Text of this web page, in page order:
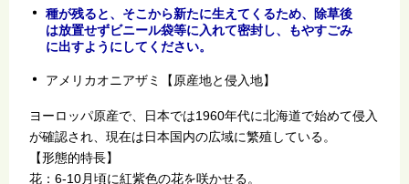
種が残ると、そこから新たに生えてくるため、除草後
は放置せずビニール袋等に入れて密封し、もやすごみ
に出すようにしてください。
アメリカオニアザミ【原産地と侵入地】
ヨーロッパ原産で、日本では1960年代に北海道で始めて侵入
が確認され、現在は日本国内の広域に繁殖している。
【形態的特長】
花：6-10月頃に紅紫色の花を咲かせる。